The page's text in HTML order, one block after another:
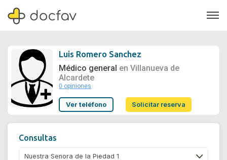
Quiénes somos
Luis Romero Sanchez
Médico general en Villanueva de
Alcardete
0 opiniones
Ver teléfono Solicitar reserva
Consultas